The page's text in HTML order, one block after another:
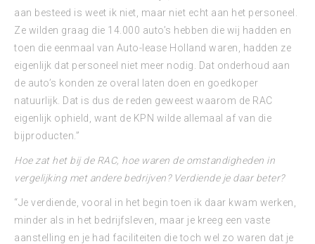
aan besteed is weet ik niet, maar niet echt aan het personeel.
Ze wilden graag die 14.000 auto’s hebben die wij hadden en
toen die eenmaal van Auto-lease Holland waren, hadden ze
eigenlijk dat personeel niet meer nodig. Dat onderhoud aan
de auto’s konden ze overal laten doen en goedkoper
natuurlijk. Dat is dus de reden geweest waarom de RAC
eigenlijk ophield, want de KPN wilde allemaal af van die
bijproducten.”
Hoe zat het bij de RAC, hoe waren de omstandigheden in
vergelijking met andere bedrijven? Verdiende je daar beter?
“Je verdiende, vooral in het begin toen ik daar kwam werken,
minder als in het bedrijfsleven, maar je kreeg een vaste
aanstelling en je had faciliteiten die toch wel zo waren dat je